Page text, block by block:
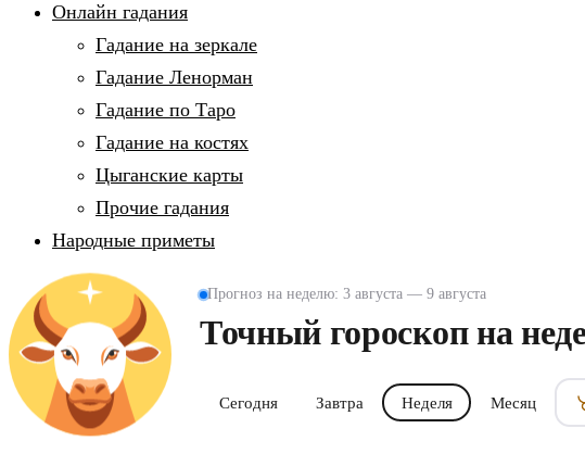
Онлайн гадания
Гадание на зеркале
Гадание Ленорман
Гадание по Таро
Гадание на костях
Цыганские карты
Прочие гадания
Народные приметы
Прогноз на неделю: 3 августа — 9 августа
Точный гороскоп на
Сегодня Завтра Неделя Месяц